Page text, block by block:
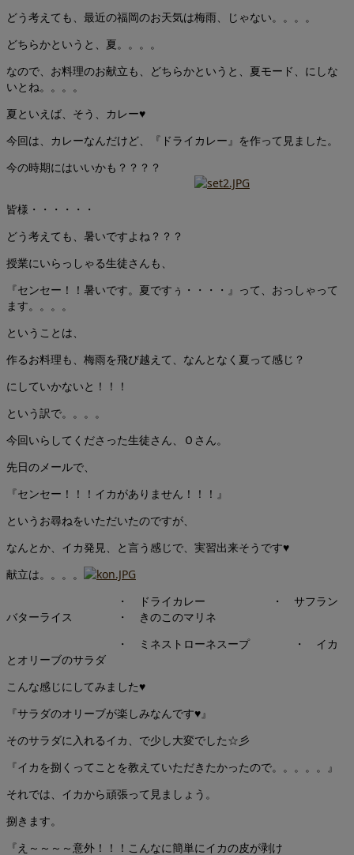
どう考えても、最近の福岡のお天気は梅雨、じゃない。。。。
どちらかというと、夏。。。。
なので、お料理のお献立も、どちらかというと、夏モード、にしな
いとね。。。。
夏といえば、そう、カレー♥
今回は、カレーなんだけど、『ドライカレー』を作って見ました。
今の時期にはいいかも？？？？
皆様・・・・・・
どう考えても、暑いですよね？？？
授業にいらっしゃる生徒さんも、
『センセー！！暑いです。夏ですぅ・・・・』って、おっしゃって
ます。。。。
ということは、
作るお料理も、梅雨を飛び越えて、なんとなく夏って感じ？
にしていかないと！！！
という訳で。。。。
今回いらしてくださった生徒さん、Ｏさん。
先日のメールで、
『センセー！！！イカがありません！！！』
というお尋ねをいただいたのですが、
なんとか、イカ発見、と言う感じで、実習出来そうです♥
献立は。。。。
・ ドライカレー ・ サフラン
バターライス ・ きのこのマリネ
・ ミネストローネスープ ・ イカ
とオリーブのサラダ
こんな感じにしてみました♥
『サラダのオリーブが楽しみなんです♥』
そのサラダに入れるイカ、で少し大変でした☆彡
『イカを捌くってことを教えていただきたかったので。。。。。』
それでは、イカから頑張って見ましょう。
捌きます。
『え～～～～意外！！！こんなに簡単にイカの皮が剥け